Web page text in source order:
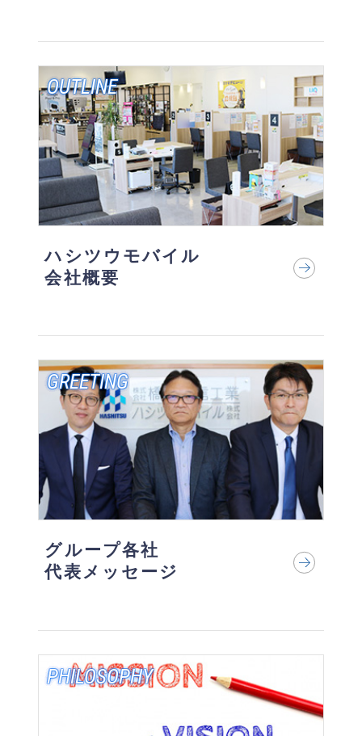
OUTLINE
ハシツウモバイル
会社概要
GREETING
グループ各社
代表メッセージ
PHILOSOPHY